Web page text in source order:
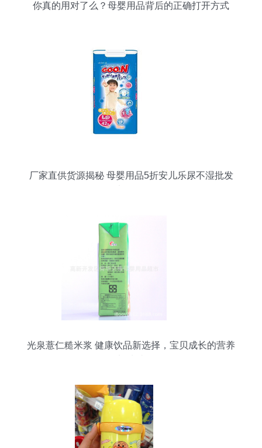
你真的用对了么？母婴用品背后的正确打开方式
厂家直供货源揭秘 母婴用品5折安儿乐尿不湿批发
光泉薏仁糙米浆 健康饮品新选择，宝贝成长的营养